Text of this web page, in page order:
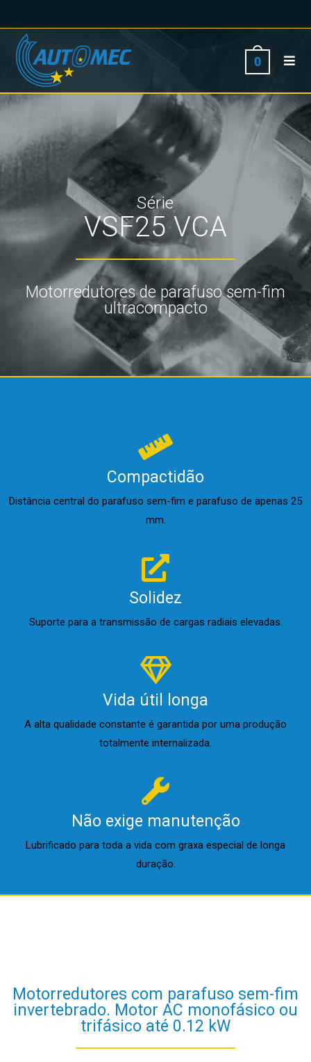
0
Série
VSF25 VCA
Motorredutores de parafuso sem-fim
ultracompacto
Compactidão
Distância central do parafuso sem-fim e parafuso de apenas 25
mm.
Solidez
Suporte para a transmissão de cargas radiais elevadas.
Vida útil longa
A alta qualidade constante é garantida por uma produção
totalmente internalizada.
Não exige manutenção
Lubrificado para toda a vida com graxa especial de longa
duração.
Motorredutores com parafuso sem-fim
invertebrado. Motor AC monofásico ou
trifásico até 0.12 kW